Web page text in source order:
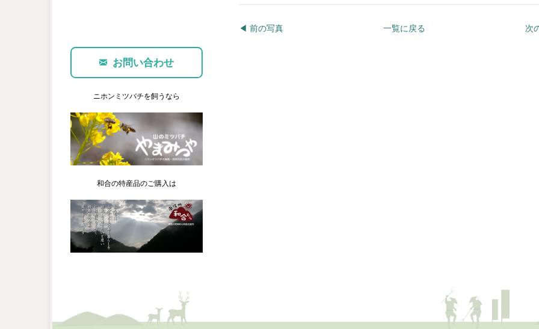
◀︎ 前の写真 次
一覧に戻る
お問い合わせ
ニホンミツバチを飼うなら
和合の特産品のご購入は